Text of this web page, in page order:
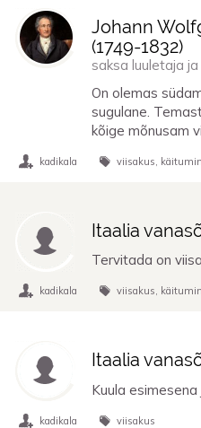
Johann
(1749-1832)
saksa luuletaja
On olemas
sugulane.
kõige mõnusam
kadikala viisakus
Itaalia
Tervitada on
kadikala viisakus
Itaalia
Kuula
kadikala viisakus